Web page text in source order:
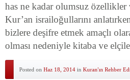
has ne kadar olumsuz özellikler
Kur’an israiloğullarını
bizlere deşifre etmek amaçlı
olması nedeniyle kitaba ve
Posted on Haz 18, 2014 in Kuran'ın Rehber